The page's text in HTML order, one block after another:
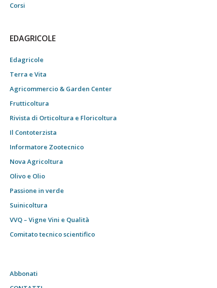
Corsi
EDAGRICOLE
Edagricole
Terra e Vita
Agricommercio & Garden Center
Frutticoltura
Rivista di Orticoltura e Floricoltura
Il Contoterzista
Informatore Zootecnico
Nova Agricoltura
Olivo e Olio
Passione in verde
Suinicoltura
VVQ – Vigne Vini e Qualità
Comitato tecnico scientifico
Abbonati